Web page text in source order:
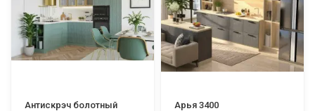
Антискрэч болотный
Арья 3400